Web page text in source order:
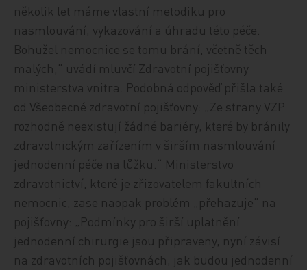
několik let máme vlastní metodiku pro
nasmlouvání, vykazování a úhradu této péče.
Bohužel nemocnice se tomu brání, včetně těch
malých,“ uvádí mluvčí Zdravotní pojišťovny
ministerstva vnitra. Podobná odpověď přišla také
od Všeobecné zdravotní pojišťovny: „Ze strany VZP
rozhodně neexistují žádné bariéry, které by bránily
zdravotnickým zařízením v širším nasmlouvání
jednodenní péče na lůžku.“ Ministerstvo
zdravotnictví, které je zřizovatelem fakultních
nemocnic, zase naopak problém „přehazuje“ na
pojišťovny: „Podmínky pro širší uplatnění
jednodenní chirurgie jsou připraveny, nyní závisí
na zdravotních pojišťovnách, jak budou jednodenní